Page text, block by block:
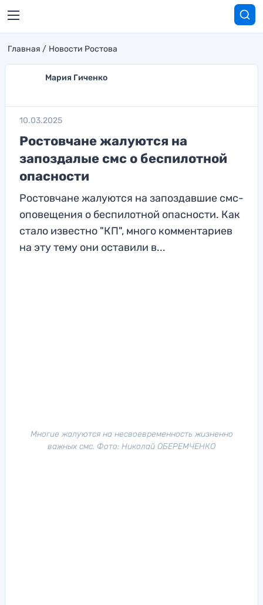
Главная Новости Ростова
Мария Гиченко
10.03.2025
Ростовчане жалуются на
запоздалые смс о беспилотной
опасности
Ростовчане жалуются на запоздавшие смс-
оповещения о беспилотной опасности. Как
стало известно "КП", много комментариев
на эту тему они оставили в...
Многие жалуются на несвоевременность жизненно
важных смс. Фото: Николай ОБЕРЕМЧЕНКО